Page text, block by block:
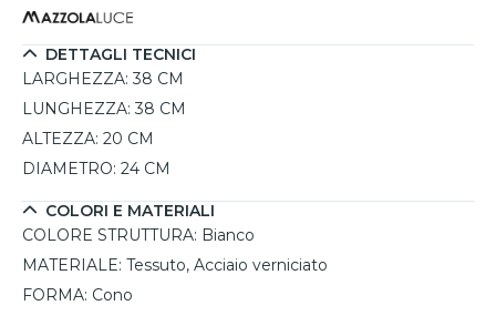
di personalizzare la luce secondo le proprie esigenze. Con
un design semplice ma raffinato, la plafoniera è anche
dimmerabile, rendendola versatile per ogni occasione. La
sua installazione è facilitata da un sistema di montaggio
DETTAGLI TECNICI
LARGHEZZA: 38 CM
LUNGHEZZA: 38 CM
ALTEZZA: 20 CM
DIAMETRO: 24 CM
COLORI E MATERIALI
COLORE STRUTTURA: Bianco
MATERIALE: Tessuto, Acciaio verniciato
FORMA: Cono